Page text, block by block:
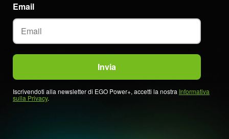
Email
Iscrivendoti alla newsletter di EGO Power+, accetti la nostra Informativa
sulla Privacy.